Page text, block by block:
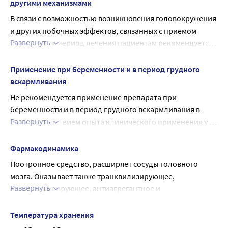
другими механизмами
В связи с возможностью возникновения головокружения
и других побочных эффектов, связанных с приемом
препарата, в период лечения пациентам рекомендуется
другими потенциально опасными видами деятельности,
требующими повышенной концентрации внимания и
Развернуть
Применение при беременности и в период грудного
вскармливания
Не рекомендуется применение препарата при
беременности и в период грудного вскармливания в
связи с отсутствием опыта клинического применения у
Развернуть
Фармакодинамика
Ноотропное средство, расширяет сосуды головного
мозга. Оказывает также транквилизирующее,
психостимулирующее, антиагрегантное и
состояние мозга за счет нормализации метаболизма
тканей и влияния на мозговое кровообращение
Развернуть
Температура хранения